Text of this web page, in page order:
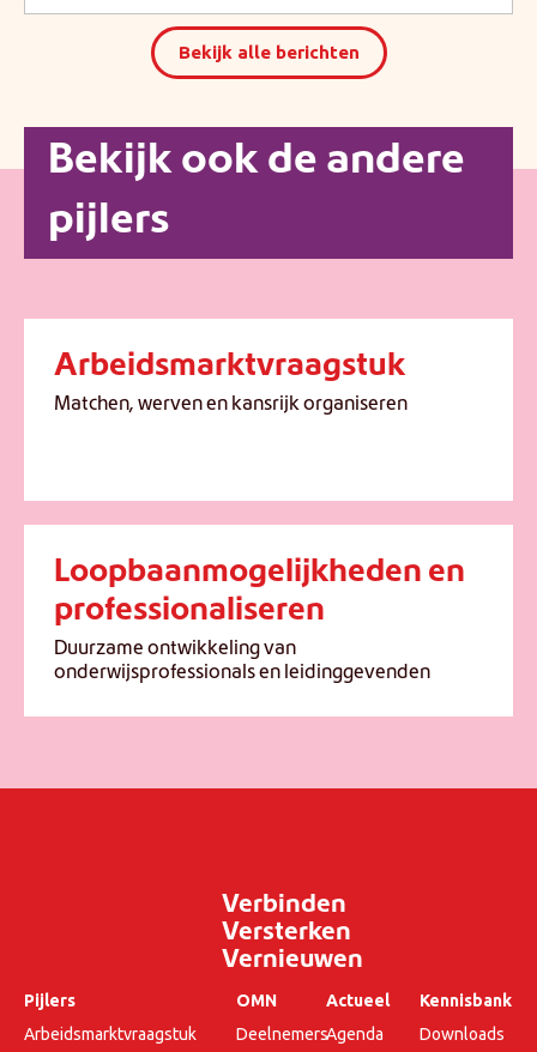
Bekijk alle berichten
Bekijk ook de andere
pijlers
Arbeidsmarktvraagstuk
Matchen, werven en kansrijk organiseren
Loopbaanmogelijkheden en
professionaliseren
Duurzame ontwikkeling van
onderwijsprofessionals en leidinggevenden
Verbinden
Versterken
Vernieuwen
Pijlers
Arbeidsmarktvraagstuk
OMN
Deelnemers
Actueel
Agenda
Kennisbank
Downloads